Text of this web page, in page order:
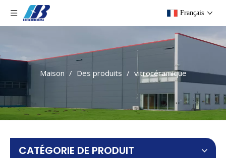
Français
Maison / Des produits / vitrocéramique
CATÉGORIE DE PRODUIT